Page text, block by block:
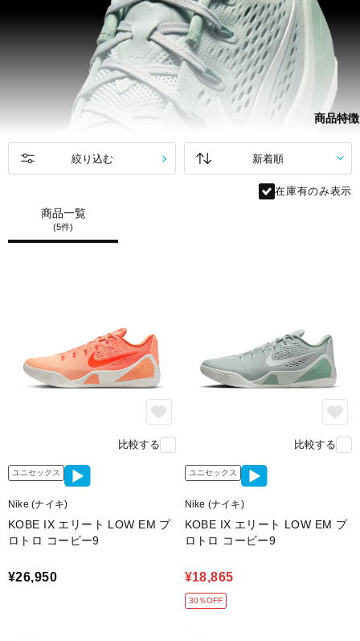
feature.2
商品特
商品一覧
(5件)
絞り込む
在庫有のみ表示
比較する
ユニセックス
Nike (ナイキ)
KOBE IX エリート LOW EM プ
ロトロ コービー9
¥26,950
比較する
ユニセックス
Nike (ナイキ)
KOBE IX エリート LOW EM プ
ロトロ コービー9
¥18,865
30％OFF